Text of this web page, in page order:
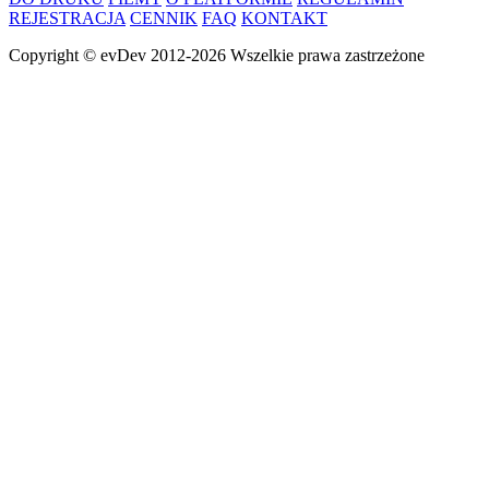
REJESTRACJA CENNIK FAQ KONTAKT
Copyright © evDev 2012-2026 Wszelkie prawa zastrzeżone